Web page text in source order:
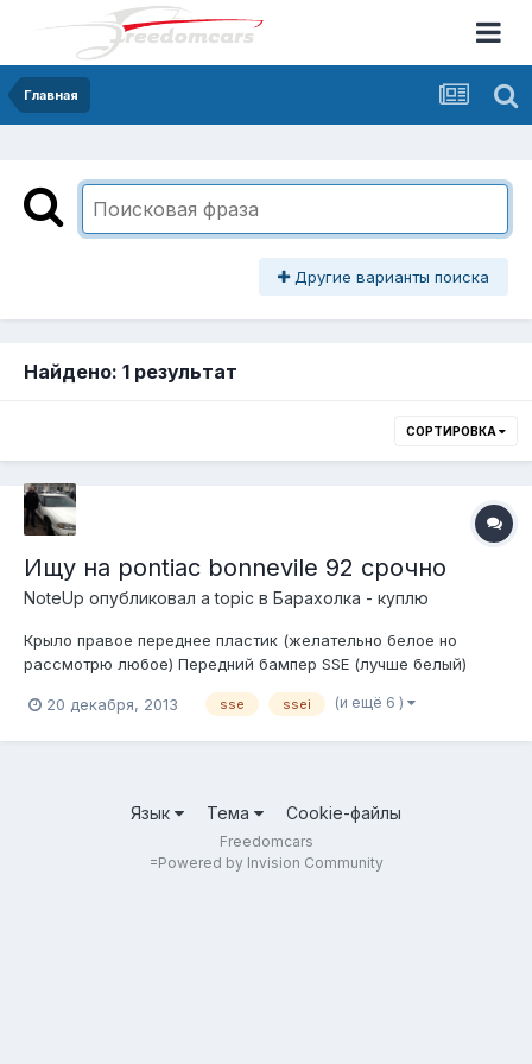
Главная
Другие варианты поиска
Найдено: 1 результат
СОРТИРОВКА
Ищу на pontiac bonnevile 92 срочно
NoteUp опубликовал a topic в Барахолка - куплю
Крыло правое переднее пластик (желательно белое но
рассмотрю любое) Передний бампер SSE (лучше белый)
кожа) Поворотники левый и правый. Жидкости в радиаторы.
20 декабря, 2013 sse ssei (и ещё 6 )
Язык Тема Cookie-файлы
Freedomcars
=Powered by Invision Community